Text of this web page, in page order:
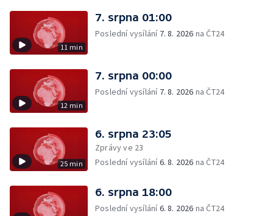
11 min
7. srpna 01:00
Poslední vysílání 7. 8. 2026 na ČT24
12 min
7. srpna 00:00
Poslední vysílání 7. 8. 2026 na ČT24
25 min
6. srpna 23:05
Zprávy ve 23
Poslední vysílání6. 8. 2026 na ČT24
6. srpna 18:00
Poslední vysílání6. 8. 2026 na ČT24